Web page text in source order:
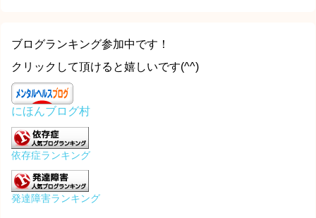
ブログランキング参加中です！
クリックして頂けると嬉しいです(^^)
にほんブログ村
依存症ランキング
発達障害ランキング